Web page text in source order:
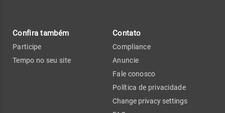
Confira também
Participe
Tempo no seu site
Contato
Compliance
Anuncie
Fale conosco
Política de privacidade
Change privacy settings